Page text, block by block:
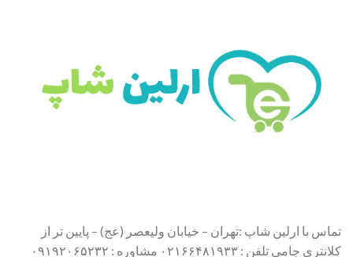
تماس با ارلین شاپ :تهران – خیابان ولیعصر (عج) – پایین تر از
کلانتری جامی تلفن : ۰۲۱۶۶۴۸۱۹۳۳ مشاوره : ۰۹۱۹۲۰۶۵۲۳۲